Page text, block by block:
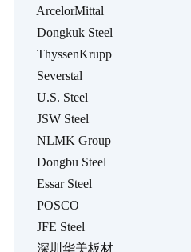
ArcelorMittal
Dongkuk Steel
ThyssenKrupp
Severstal
U.S. Steel
JSW Steel
NLMK Group
Dongbu Steel
Essar Steel
POSCO
JFE Steel
深圳华美板材